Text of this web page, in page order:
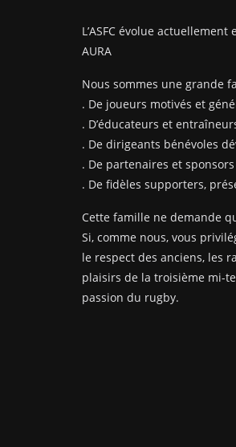
L’ASFC évolue
AURA
Nous sommes une grande
. De joueurs motivés et
. D’éducateurs et
. De dirigeants bénévoles
. De partenaires et
. De fidèles supporters,
Cette famille ne demande
Si, comme nous, vous
le respect des anciens, les
plaisirs de la troisième mi-
passion du rugby.